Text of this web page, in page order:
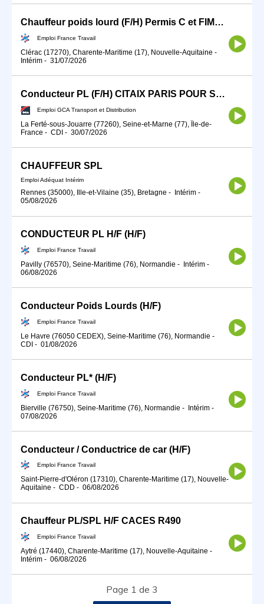
Chauffeur poids lourd (F/H) Permis C et FIMO à jour
Emploi France Travail
Clérac (17270), Charente-Maritime (17), Nouvelle-Aquitaine -
Intérim - 31/07/2026
Conducteur PL (F/H) CITAIX PARIS POUR SEPTEMBRE 2026
Emploi GCA Transport et Distribution
La Ferté-sous-Jouarre (77260), Seine-et-Marne (77), Île-de-
France - CDI - 30/07/2026
CHAUFFEUR SPL
Emploi Adéquat Intérim
Rennes (35000), Ille-et-Vilaine (35), Bretagne - Intérim -
05/08/2026
CONDUCTEUR PL H/F (H/F)
Emploi France Travail
Pavilly (76570), Seine-Maritime (76), Normandie - Intérim -
06/08/2026
Conducteur Poids Lourds (H/F)
Emploi France Travail
Le Havre (76050 CEDEX), Seine-Maritime (76), Normandie -
CDI - 01/08/2026
Conducteur PL* (H/F)
Emploi France Travail
Bierville (76750), Seine-Maritime (76), Normandie - Intérim -
07/08/2026
Conducteur / Conductrice de car (H/F)
Emploi France Travail
Saint-Pierre-d'Oléron (17310), Charente-Maritime (17), Nouvelle-
Aquitaine - CDD - 06/08/2026
Chauffeur PL/SPL H/F CACES R490
Emploi France Travail
Aytré (17440), Charente-Maritime (17), Nouvelle-Aquitaine -
Intérim - 06/08/2026
Page 1 de 3